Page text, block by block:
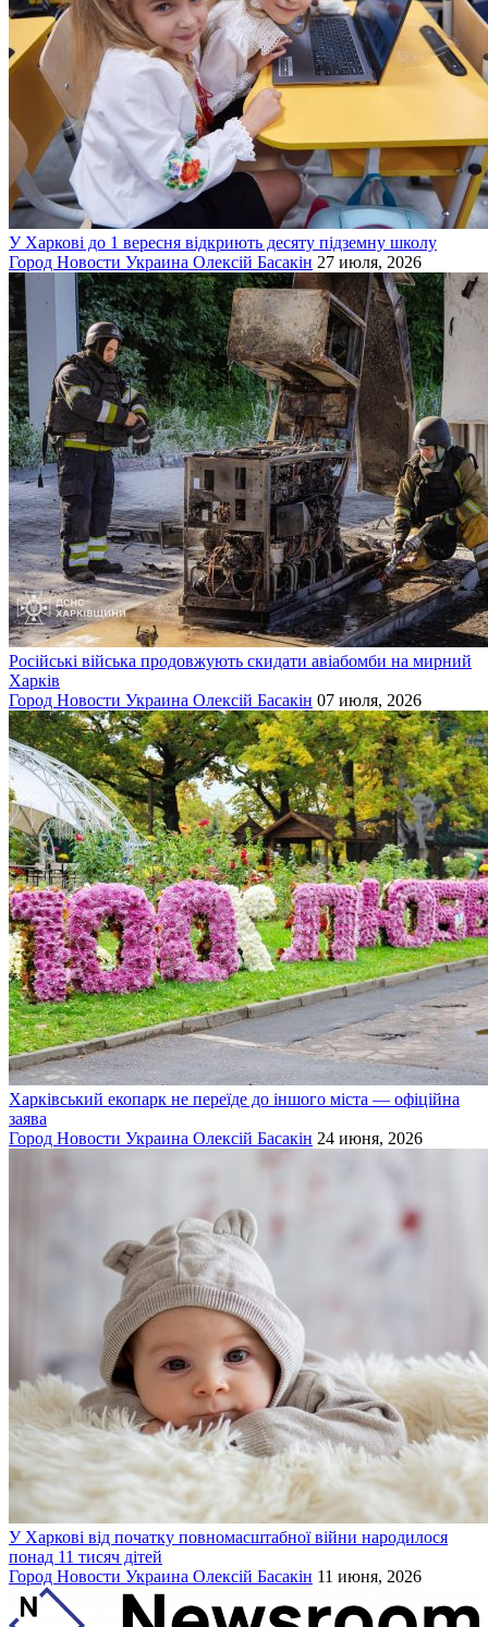
У Харкові до 1 вересня відкриють десяту підземну школу
Город Новости Украина Олексій Басакін 27 июля, 2026
Російські війська продовжують скидати авіабомби на мирний
Харків
Город Новости Украина Олексій Басакін 07 июля, 2026
Харківський екопарк не переїде до іншого міста — офіційна
заява
Город Новости Украина Олексій Басакін 24 июня, 2026
У Харкові від початку повномасштабної війни народилося
понад 11 тисяч дітей
Город Новости Украина Олексій Басакін 11 июня, 2026